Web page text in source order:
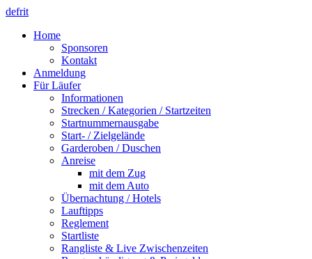
defrit
Home
Sponsoren
Kontakt
Anmeldung
Für Läufer
Informationen
Strecken / Kategorien / Startzeiten
Startnummernausgabe
Start- / Zielgelände
Garderoben / Duschen
Anreise
mit dem Zug
mit dem Auto
Übernachtung / Hotels
Lauftipps
Reglement
Startliste
Rangliste & Live Zwischenzeiten